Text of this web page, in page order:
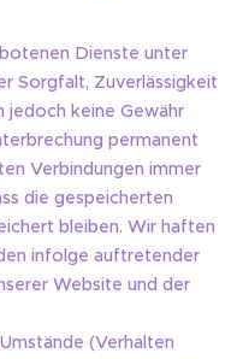
Dienste unter
Sorgfalt, Zuverlässigkeit
jedoch keine Gewähr
permanent
Verbindungen immer
die gespeicherten
bleiben. Wir haften
infolge auftretender
Website und der
(Verhalten